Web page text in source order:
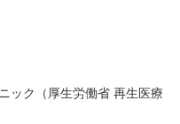
ック（厚生労働省 再生医療